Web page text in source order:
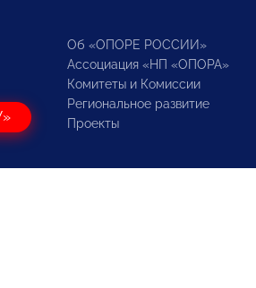
Об «ОПОРЕ РОССИИ»
Ассоциация «НП «ОПОРА»
Комитеты и Комиссии
Региональное развитие
Проекты